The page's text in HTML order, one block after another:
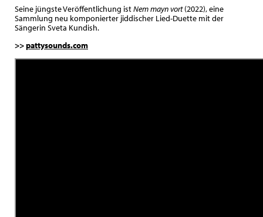
Seine jüngste Veröffentlichung istNem mayn vort(2022), eine
Sammlung neu komponierter jiddischer Lied-Duette mit der
Sängerin Sveta Kundish.
>>pattysounds.com